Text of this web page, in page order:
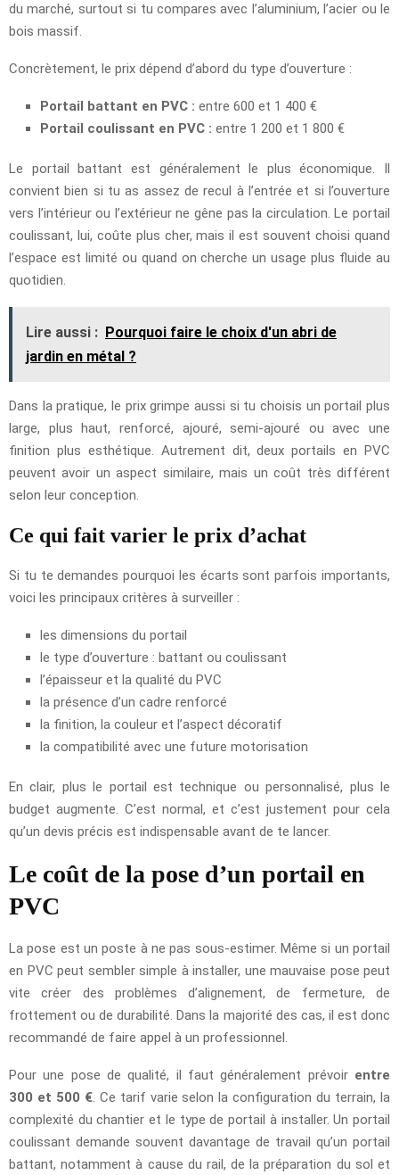
du marché, surtout si tu compares avec l’aluminium, l’acier ou le
bois massif.
Concrètement, le prix dépend d’abord du type d’ouverture :
Portail battant en PVC : entre 600 et 1 400 €
Portail coulissant en PVC : entre 1 200 et 1 800 €
Le portail battant est généralement le plus économique. Il
convient bien si tu as assez de recul à l’entrée et si l’ouverture
vers l’intérieur ou l’extérieur ne gêne pas la circulation. Le portail
coulissant, lui, coûte plus cher, mais il est souvent choisi quand
l’espace est limité ou quand on cherche un usage plus fluide au
quotidien.
Lire aussi : Pourquoi faire le choix d'un abri de
jardin en métal ?
Dans la pratique, le prix grimpe aussi si tu choisis un portail plus
large, plus haut, renforcé, ajouré, semi-ajouré ou avec une
finition plus esthétique. Autrement dit, deux portails en PVC
peuvent avoir un aspect similaire, mais un coût très différent
selon leur conception.
Ce qui fait varier le prix d’achat
Si tu te demandes pourquoi les écarts sont parfois importants,
voici les principaux critères à surveiller :
les dimensions du portail
le type d’ouverture : battant ou coulissant
l’épaisseur et la qualité du PVC
la présence d’un cadre renforcé
la finition, la couleur et l’aspect décoratif
la compatibilité avec une future motorisation
En clair, plus le portail est technique ou personnalisé, plus le
budget augmente. C’est normal, et c’est justement pour cela
qu’un devis précis est indispensable avant de te lancer.
Le coût de la pose d’un portail en
PVC
La pose est un poste à ne pas sous-estimer. Même si un portail
en PVC peut sembler simple à installer, une mauvaise pose peut
vite créer des problèmes d’alignement, de fermeture, de
frottement ou de durabilité. Dans la majorité des cas, il est donc
recommandé de faire appel à un professionnel.
Pour une pose de qualité, il faut généralement prévoir entre
300 et 500 €. Ce tarif varie selon la configuration du terrain, la
complexité du chantier et le type de portail à installer. Un portail
coulissant demande souvent davantage de travail qu’un portail
battant, notamment à cause du rail, de la préparation du sol et